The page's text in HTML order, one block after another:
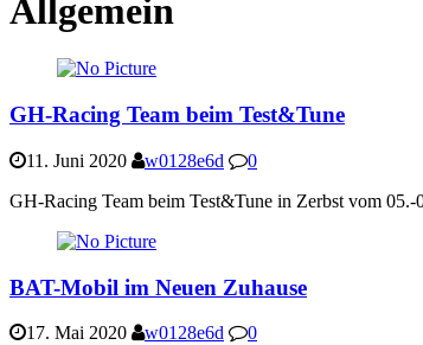
Allgemein
GH-Racing Team beim Test&Tune
11. Juni 2020 w0128e6d
0
GH-Racing Team beim Test&Tune in Zerbst vom 05.-
BAT-Mobil im Neuen Zuhause
17. Mai 2020 w0128e6d
0